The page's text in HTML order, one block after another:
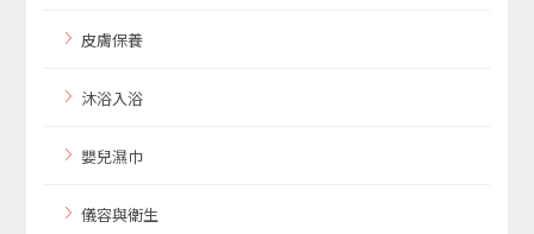
皮膚保養
沐浴入浴
嬰兒濕巾
儀容與衛生